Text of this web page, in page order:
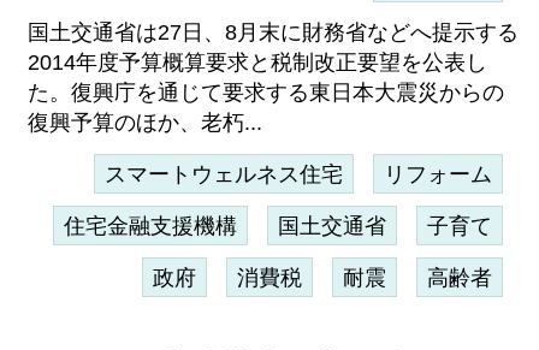
国土交通省は27日、8月末に財務省などへ提示する
2014年度予算概算要求と税制改正要望を公表し
た。復興庁を通じて要求する東日本大震災からの
復興予算のほか、老朽...
スマートウェルネス住宅 リフォーム
住宅金融支援機構 国土交通省 子育て
政府 消費税 耐震 高齢者